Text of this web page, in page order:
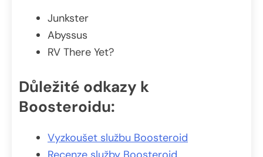
Junkster
Abyssus
RV There Yet?
Důležité odkazy k
Boosteroidu:
Vyzkoušet službu Boosteroid